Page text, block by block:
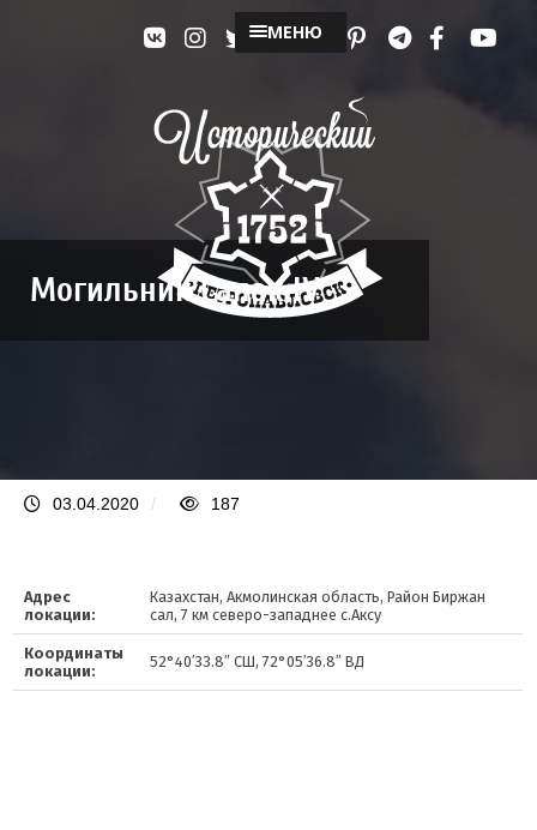
МЕНЮ
Могильник Сапак IV
03.04.2020 / 187
Адрес
локации:
Казахстан, Акмолинская область, Район Биржан
сал, 7 км северо-западнее с.Аксу
Координаты
локации:
52°40′33.8″ СШ, 72°05′36.8″ ВД